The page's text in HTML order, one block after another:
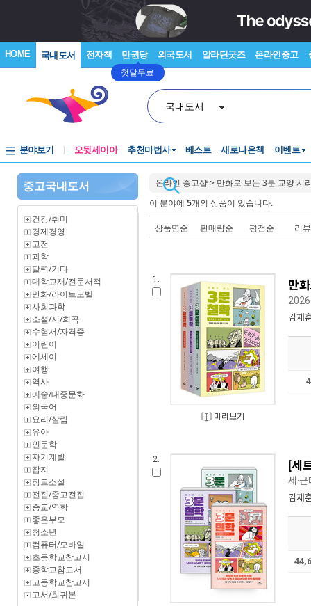
HOME 국내도서 전자책 만권당
첫달무료
외국도서 알라딘굿즈 온라인중고
국내도서
분야보기 오뒷세이아 추천마법사 베스트 새로나온책 이벤트
중고국내도서
건강/취미
경제경영
고전
과학
달력/기타
대학교재/전문서적
만화/라이트노벨
사회과학
소설/시/희곡
수험서/자격증
어린이
에세이
여행
역사
예술/대중문화
외국어
요리/살림
유아
인문학
자기계발
잡지
장르소설
전집/중고전집
종교/역학
좋은부모
청소년
컴퓨터/모바일
초등학교참고서
중학교참고서
고등학교참고서
고서/희귀본
온라인 중고샵> 만화로 보는 3분 교양 시
이 분야에 5개의 상품이 있습니다.
상품명순 판매량순 평점순 리
1.
미리보기
만
2026
김재
2. [세
세·
김재